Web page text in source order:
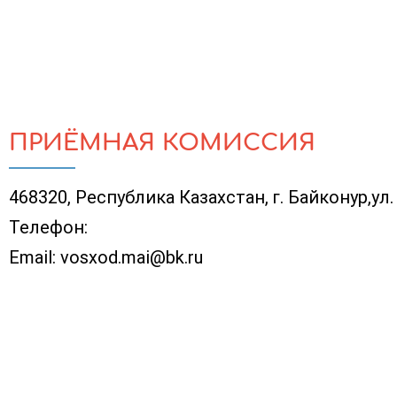
ПРИЁМНАЯ КОМИССИЯ
468320, Республика Казахстан, г. Байконур,ул.
Телефон:
Email: vosxod.mai@bk.ru